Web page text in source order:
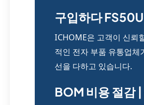
구입하다
ICHOME은 고객이 신뢰
적인 전자 부품 유통업체
선을 다하고 있습니다.
BOM 비용 절감 |